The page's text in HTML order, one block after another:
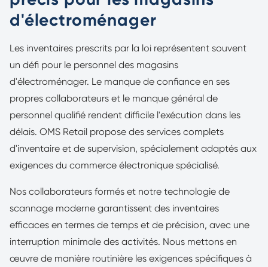
d'électroménager
Les inventaires prescrits par la loi représentent souvent
un défi pour le personnel des magasins
d'électroménager. Le manque de confiance en ses
propres collaborateurs et le manque général de
personnel qualifié rendent difficile l'exécution dans les
délais. OMS Retail propose des services complets
d'inventaire et de supervision, spécialement adaptés aux
exigences du commerce électronique spécialisé.
Nos collaborateurs formés et notre technologie de
scannage moderne garantissent des inventaires
efficaces en termes de temps et de précision, avec une
interruption minimale des activités. Nous mettons en
œuvre de manière routinière les exigences spécifiques à